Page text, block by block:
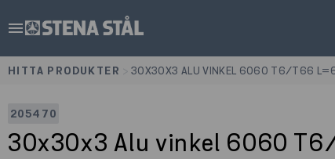
menu
HITTA PRODUKTER 30X30X3 ALU VINKEL 6060 T6/T66
205470
30x30x3 Alu vinkel 6060